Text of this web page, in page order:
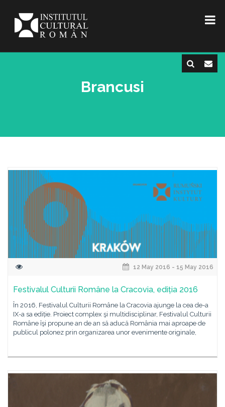
Brancusi
12 May 2016 - 15 May 2016
Festivalul Culturii Române la Cracovia, ediția 2016
În 2016, Festivalul Culturii Române la Cracovia ajunge la cea de-a
IX-a sa ediție. Proiect complex şi multidisciplinar, Festivalul Culturii
Române îşi propune an de an să aducă România mai aproape de
publicul polonez prin organizarea unor evenimente originale,